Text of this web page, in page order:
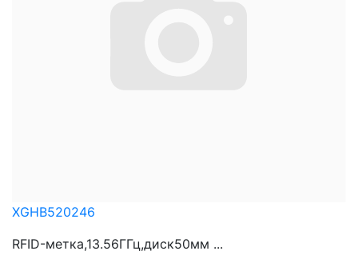
XGHB520246
RFID-метка,13.56ГГц,диск50мм ...